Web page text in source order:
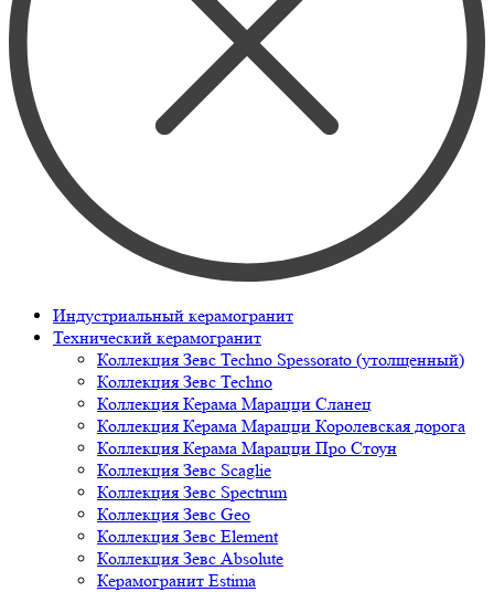
Индустриальный керамогранит
Технический керамогранит
Коллекция Зевс Techno Spessorato (утолщенный)
Коллекция Зевс Techno
Коллекция Керама Марацци Сланец
Коллекция Керама Марацци Королевская дорога
Коллекция Керама Марацци Про Стоун
Коллекция Зевс Scaglie
Коллекция Зевс Spectrum
Коллекция Зевс Geo
Коллекция Зевс Element
Коллекция Зевс Absolute
Керамогранит Estima